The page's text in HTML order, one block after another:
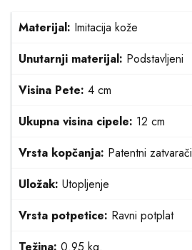
Materijal: Imitacija kože
Unutarnji materijal: Podstavljeni
Visina Pete: 4 cm
Ukupna visina cipele: 12 cm
Vrsta kopčanja: Patentni zatvarači
Uložak: Utopljenje
Vrsta potpetice: Ravni potplat